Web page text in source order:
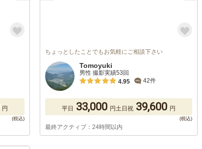
円
ちょっとしたことでもお気軽にご相談下さい
Tomoyuki
男性 撮影実績53回
4.95
42件
平日 33,000 円土日祝 39,600 円
最終アクティブ：24時間以内